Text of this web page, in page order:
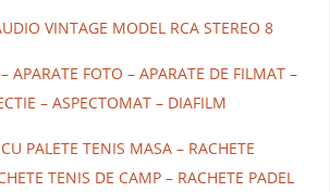
VINTAGE MODEL RCA STEREO 8
APARATE FOTO – APARATE DE FILMAT –
– ASPECTOMAT – DIAFILM
PALETE TENIS MASA – RACHETE
TENIS DE CAMP – RACHETE PADEL